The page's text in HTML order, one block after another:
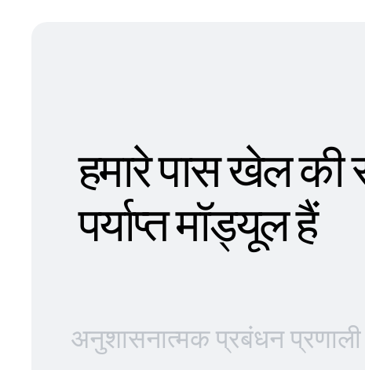
हमारे पास खेल
पर्याप्त मॉड्यूल हैं
अनुशासनात्मक प्रबंधन प्रणाली